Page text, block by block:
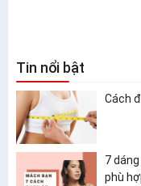
Tin nổi bật
Cách
7
phù